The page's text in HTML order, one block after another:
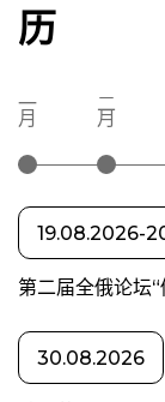
历
一
月
二
月
19.08.2026-
第二届全俄论坛
30.08.2026